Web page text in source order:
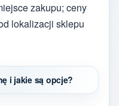
zakupu; ceny
lokalizacji sklepu
i jakie są opcje?